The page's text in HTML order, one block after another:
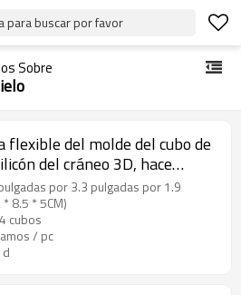
para buscar por favor
Sobre
flexible del molde del cubo de
del cráneo 3D, hace
de hielo gigantes,
del cubo de hielo
por 3.3 pulgadas por 1.9
8.5 * 5CM)
cubos
/ pc